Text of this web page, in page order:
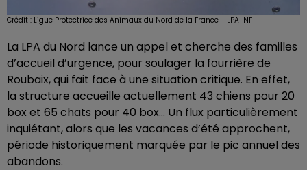
Crédit : Ligue Protectrice des Animaux du Nord de la France - LPA-NF
La LPA du Nord lance un appel et cherche des familles
d’accueil d’urgence, pour soulager la fourrière de
Roubaix, qui fait face à une situation critique. En effet,
la structure accueille actuellement 43 chiens pour 20
box et 65 chats pour 40 box… Un flux particulièrement
inquiétant, alors que les vacances d’été approchent,
période historiquement marquée par le pic annuel des
abandons.